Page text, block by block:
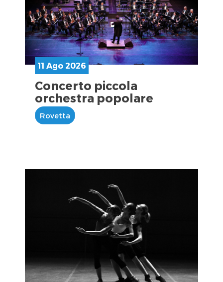
11 Ago 2026
Concerto piccola
orchestra popolare
Rovetta